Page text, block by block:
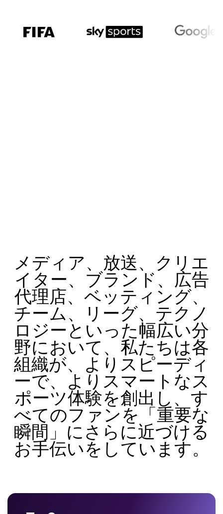
メディア、放送、クリエ
イター、ブランド、広告
代理店、ベッティング、
チーム、リーグ、テクノ
ロジーといった幅広い分
野において、私たちは各
組織が、よりスピーディ
ーで、よりスマートなス
ポーツ体験を創出し、す
べてのファンを「重要な
瞬間」にさらに近づける
お手伝いをしています。